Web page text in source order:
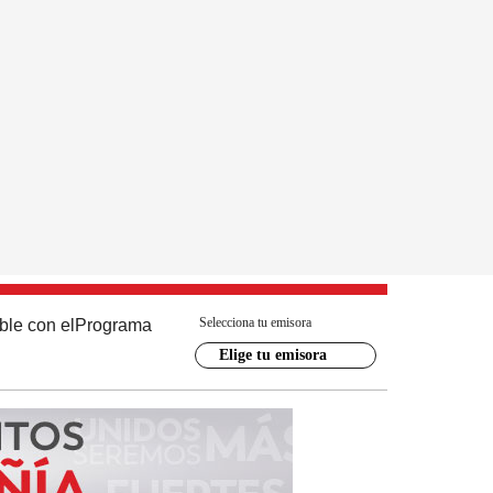
con el Programa Selecciona tu emisora
Elige tu emisora